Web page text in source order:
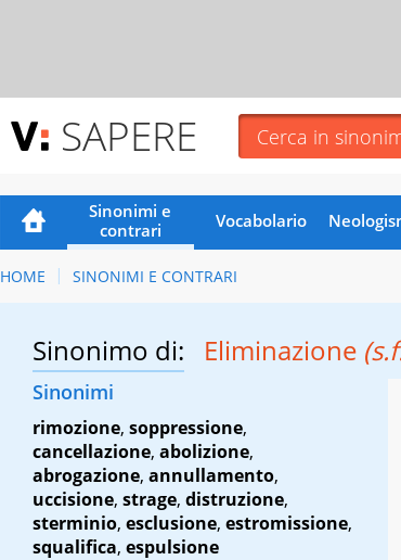
SAPERE
Sinonimi e
contrari
Vocabolario
HOME SINONIMI E CONTRARI
Sinonimo di: Eliminazione
Sinonimi
rimozione, soppressione,
cancellazione, abolizione,
abrogazione, annullamento,
uccisione, strage, distruzione,
sterminio, esclusione, estromissione,
squalifica, espulsione